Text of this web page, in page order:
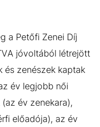
a Petőfi Zenei Díj
jóvoltából létrejött
és zenészek kaptak
év legjobb női
év zenekara),
előadója), az év